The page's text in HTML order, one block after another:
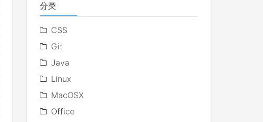
分类
CSS
Git
Java
Linux
MacOSX
Office